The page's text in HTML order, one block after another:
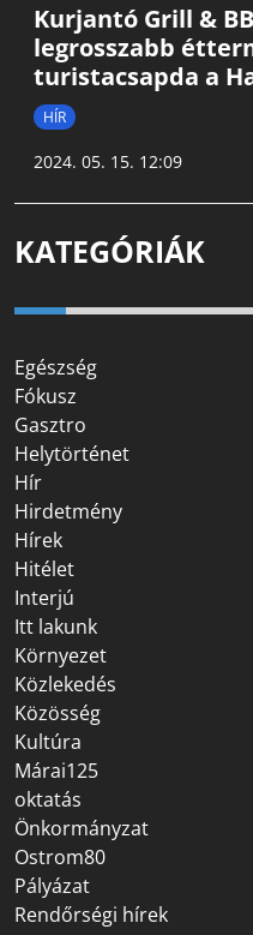
Kurjantó Grill &
legrosszabb
turistacsapda a
HÍR
2024. 05. 15. 12:09
KATEGÓRIÁK
Egészség
Fókusz
Gasztro
Helytörténet
Hír
Hirdetmény
Hírek
Hitélet
Interjú
Itt lakunk
Környezet
Közlekedés
Közösség
Kultúra
Márai125
oktatás
Önkormányzat
Ostrom80
Pályázat
Rendőrségi hírek